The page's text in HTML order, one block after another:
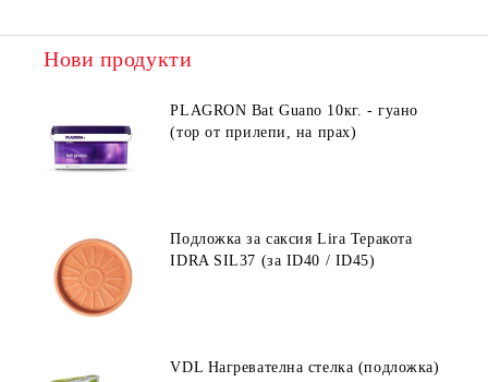
Нови продукти
PLAGRON Bat Guano 10кг. - гуано
(тор от прилепи, на прах)
Подложка за саксия Lira Теракота
IDRA SIL37 (за ID40 / ID45)
VDL Нагревателна стелка (подложка)